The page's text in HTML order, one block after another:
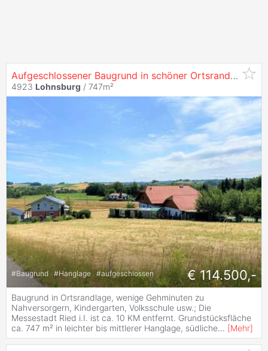
Aufgeschlossener Baugrund in schöner Ortsrandlage
4923 Lohnsburg / 747m²
#Baugrund #Hanglage #aufgeschlossen € 114.500,-
Baugrund in Ortsrandlage, wenige Gehminuten zu
Nahversorgern, Kindergarten, Volksschule usw.; Die
Messestadt Ried i.I. ist ca. 10 KM entfernt. Grundstücksfläche
ca. 747 m² in leichter bis mittlerer Hanglage, südliche... [Mehr]